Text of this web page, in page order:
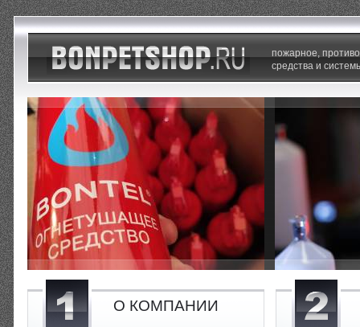
пожарное,
средства и
О КОМПАНИИ